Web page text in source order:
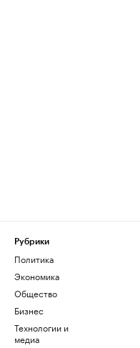
Рубрики
Политика
Экономика
Общество
Бизнес
Технологии и
медиа